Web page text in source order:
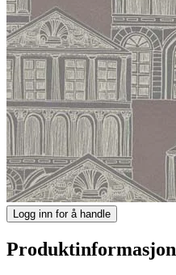
Logg inn for å handle
Produktinformasjon